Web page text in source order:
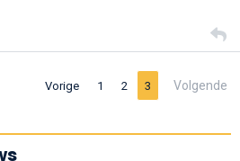
Vorige 1 2 3 Volgende